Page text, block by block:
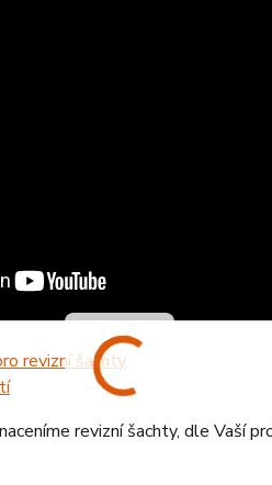
revizní šachty
revizní šachty, dle Vaší